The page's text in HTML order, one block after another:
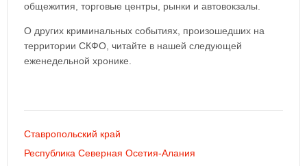
общежития, торговые центры, рынки и автовокзалы.
О других криминальных событиях, произошедших на
территории СКФО, читайте в нашей следующей
еженедельной хронике.
Ставропольский край
Республика Северная Осетия-Алания